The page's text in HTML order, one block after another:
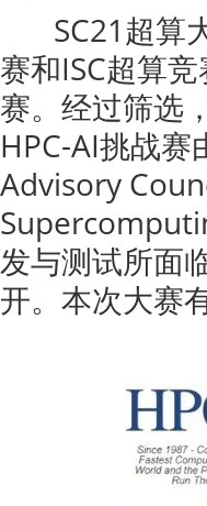
SC21超算大
赛和ISC超算
赛。经过筛选
HPC-AI挑战
Advisory
发与测试所面
开。本次大赛